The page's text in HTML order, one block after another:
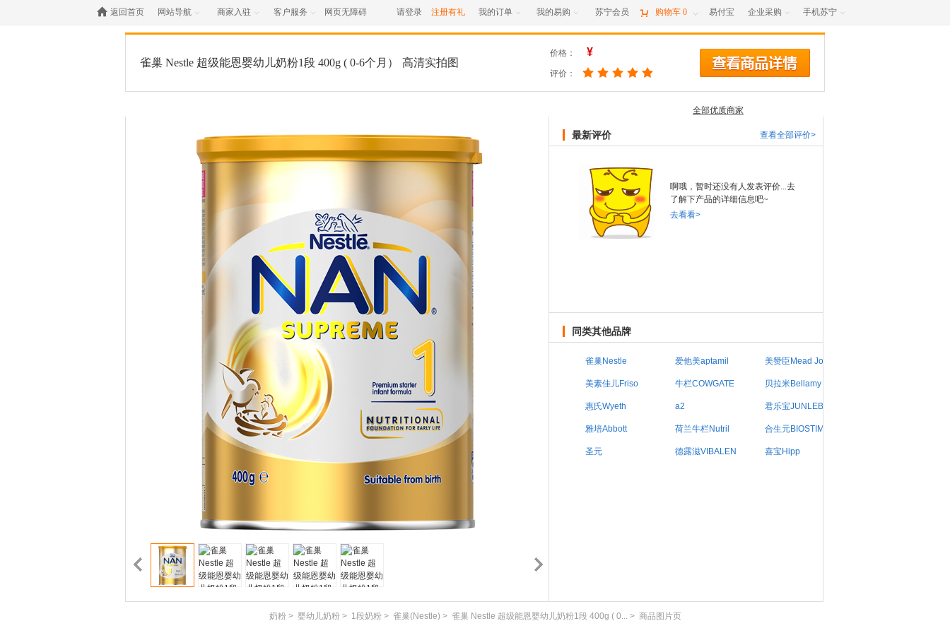
 返回首页 网站导航  商家入驻  客户服务  网页无障碍 请登录 注册有礼 我的订单  我的易购  苏宁会员  购物车 0  易付宝 企业采购  手机苏宁 
雀巢 Nestle 超级能恩婴幼儿奶粉1段 400g ( 0-6个月） 高清实拍图
价格： ¥
评价：
全部优质商家
最新评价 查看全部评价>
啊哦，暂时还没有人发表评价...去
了解下产品的详细信息吧~
去看看>
同类其他品牌
雀巢Nestle 爱他美aptamil 美赞臣Mead Jo
美素佳儿Friso 牛栏COWGATE 贝拉米Bellamy
惠氏Wyeth a2 君乐宝JUNLEBA
雅培Abbott 荷兰牛栏Nutril 合生元BIOSTIM
圣元 德露滋VIBALEN 喜宝Hipp
奶粉> 婴幼儿奶粉> 1段奶粉> 雀巢(Nestle) > 雀巢 Nestle 超级能恩婴幼儿奶粉1段 400g ( 0...> 商品图片页